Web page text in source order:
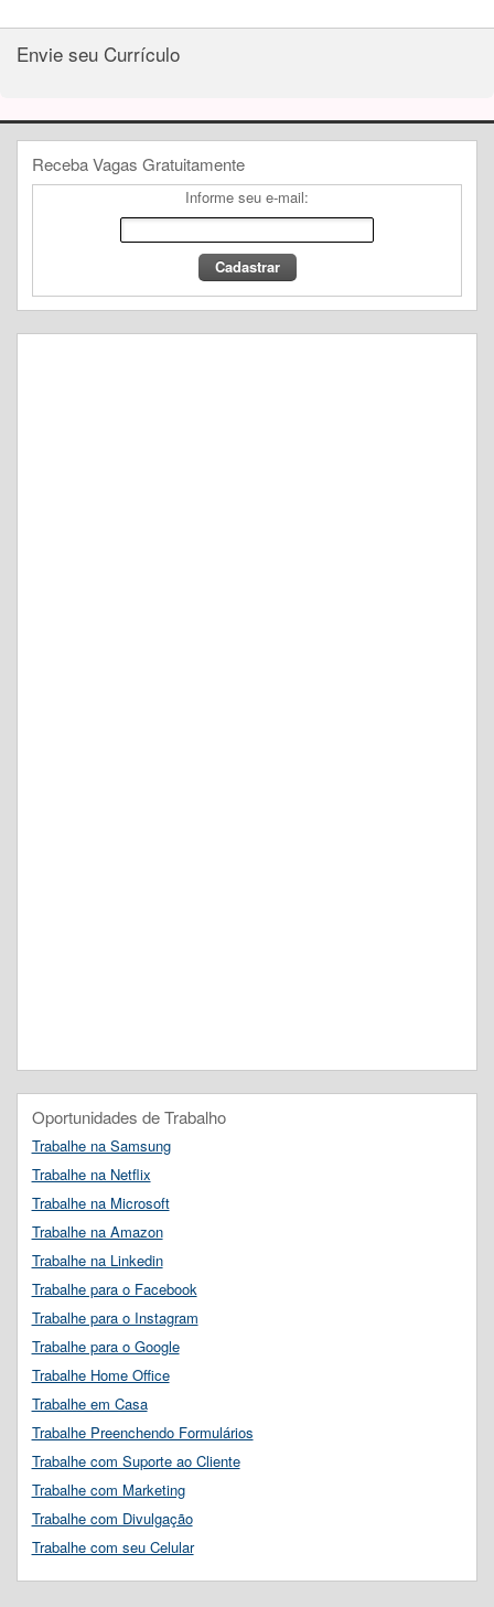
Envie seu Currículo
Receba Vagas Gratuitamente
Informe seu e-mail:
Oportunidades de Trabalho
Trabalhe na Samsung
Trabalhe na Netflix
Trabalhe na Microsoft
Trabalhe na Amazon
Trabalhe na Linkedin
Trabalhe para o Facebook
Trabalhe para o Instagram
Trabalhe para o Google
Trabalhe Home Office
Trabalhe em Casa
Trabalhe Preenchendo Formulários
Trabalhe com Suporte ao Cliente
Trabalhe com Marketing
Trabalhe com Divulgação
Trabalhe com seu Celular